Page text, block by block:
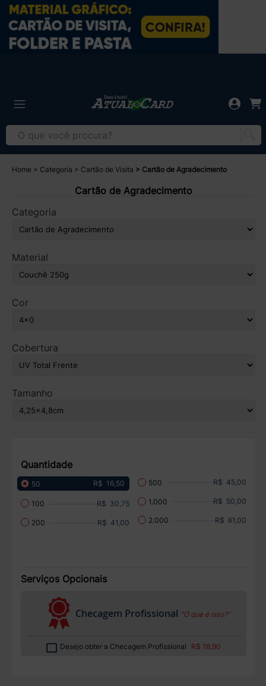
Home Categoria Cartão de Visita Cartão de Agradecimento
Cartão de Agradecimento
Categoria
Material
Cor
Cobertura
Tamanho
Quantidade
50 R$ 16,50
100 R$ 30,75
200 R$ 41,00
500 R$ 45,00
1.000 R$ 50,00
2.000 R$ 61,00
Serviços Opcionais
Checagem Profissional “O que é isso?”
Desejo obter a Checagem Profissional R$ 18,90